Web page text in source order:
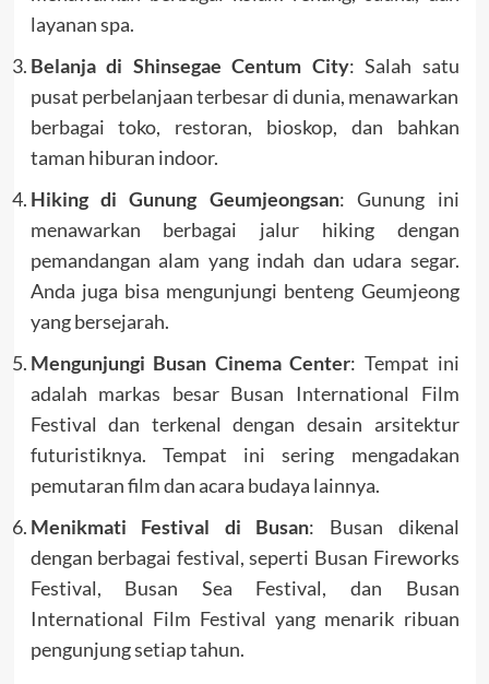
layanan spa.
Belanja di Shinsegae Centum City: Salah satu
pusat perbelanjaan terbesar di dunia, menawarkan
berbagai toko, restoran, bioskop, dan bahkan
taman hiburan indoor.
Hiking di Gunung Geumjeongsan: Gunung ini
menawarkan berbagai jalur hiking dengan
pemandangan alam yang indah dan udara segar.
Anda juga bisa mengunjungi benteng Geumjeong
yang bersejarah.
Mengunjungi Busan Cinema Center: Tempat ini
adalah markas besar Busan International Film
Festival dan terkenal dengan desain arsitektur
futuristiknya. Tempat ini sering mengadakan
pemutaran film dan acara budaya lainnya.
Menikmati Festival di Busan: Busan dikenal
dengan berbagai festival, seperti Busan Fireworks
Festival, Busan Sea Festival, dan Busan
International Film Festival yang menarik ribuan
pengunjung setiap tahun.